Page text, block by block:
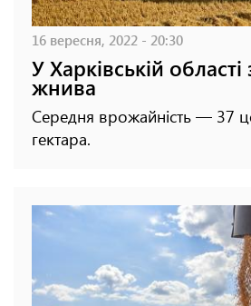
16 вересня, 2022 - 20:30
У Харківській
жнива
Середня врожайність — 37
гектара.